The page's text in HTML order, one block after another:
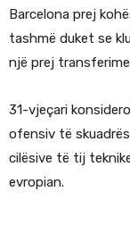
Barcelona prej
tashmë duket se
një prej
31-vjeçari
ofensiv të
cilësive të tij
evropian.